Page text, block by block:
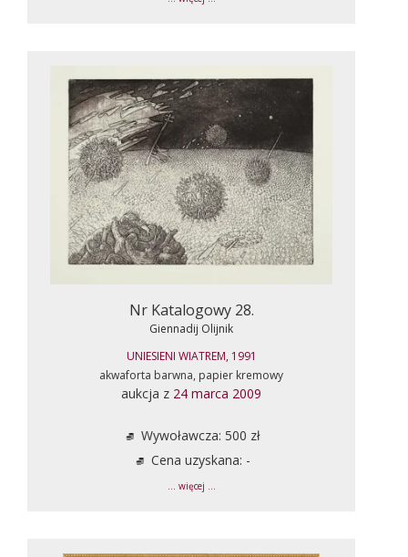
Nr Katalogowy 28.
Giennadij Olijnik
UNIESIENI WIATREM, 1991
akwaforta barwna, papier kremowy
aukcja z 24 marca 2009
Wywoławcza: 500 zł
Cena uzyskana: -
... więcej ...